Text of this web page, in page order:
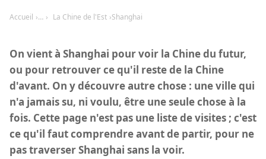
Accueil La Chine de l'Est Shanghai
On vient à Shanghai pour voir la Chine du futur,
ou pour retrouver ce qu'il reste de la Chine
d'avant. On y découvre autre chose : une ville qui
n'a jamais su, ni voulu, être une seule chose à la
fois. Cette page n'est pas une liste de visites ; c'est
ce qu'il faut comprendre avant de partir, pour ne
pas traverser Shanghai sans la voir.